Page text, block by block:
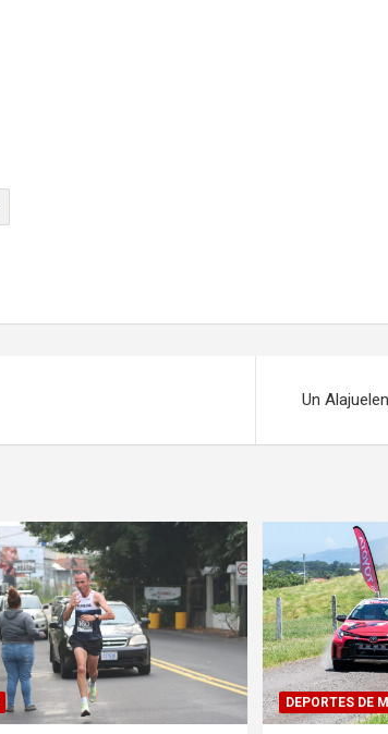
Un
DEPORTES DE